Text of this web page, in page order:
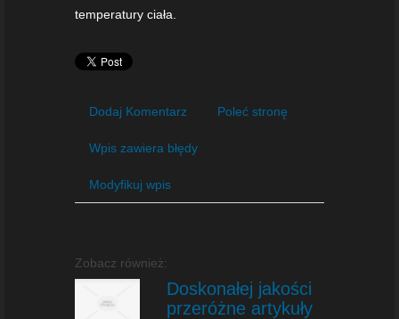
temperatury ciała.
Dodaj Komentarz Poleć stronę
Wpis zawiera błędy
Modyfikuj wpis
Zobacz również:
Doskonałej jakości
przeróżne artykuły